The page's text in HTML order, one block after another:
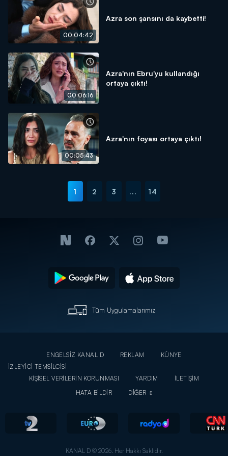
00:04:42
Azra son şansını da kaybetti!
00:06:16
Azra'nın Ebru'yu kullandığı
ortaya çıktı!
00:05:43
Azra'nın foyası ortaya çıktı!
1 2 3 ... 14
Tüm Uygulamalarımız
ENGELSİZ KANAL D REKLAM
KÜNYE
İZLEYİCİ TEMSİLCİSİ
KİŞİSEL VERİLERİN KORUNMASI
YARDIM
İLETİŞİM
HATA BİLDİR
DİĞER
KANAL D © 2026. Her Hakkı Saklıdır.